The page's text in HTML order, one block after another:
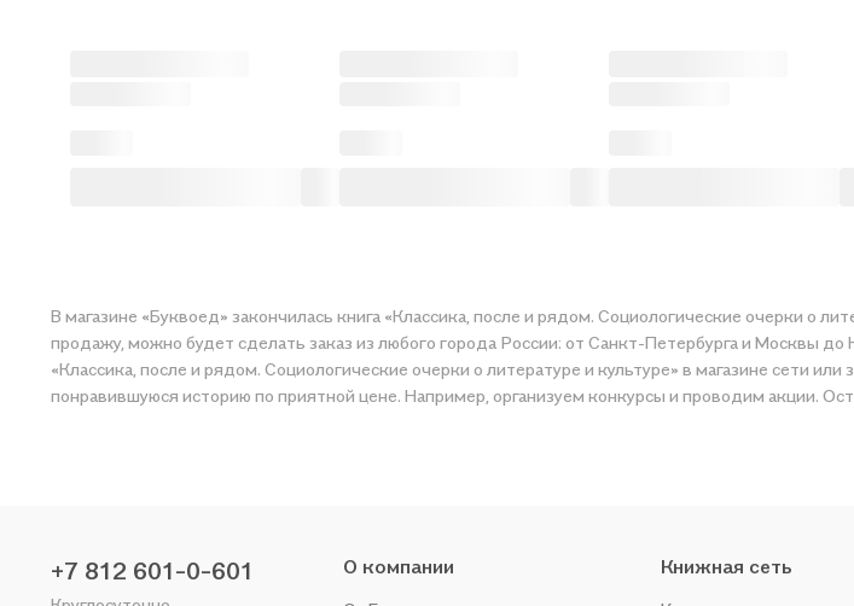
В магазине «Буквоед» закончилась книга «Классика, после и рядом. Социологические очерки о
продажу, можно будет сделать заказ из любого города России: от Санкт-Петербурга и Москвы
«Классика, после и рядом. Социологические очерки о литературе и культуре» в магазине сети
понравившуюся историю по приятной цене. Например, организуем конкурсы и проводим акции.
+7 812 601-0-601 О компании Книжная сеть